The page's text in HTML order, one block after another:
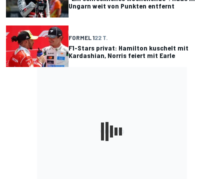
Ungarn weit von Punkten entfernt
FORMEL 122 T.
F1-Stars privat: Hamilton kuschelt mit
Kardashian, Norris feiert mit Earle